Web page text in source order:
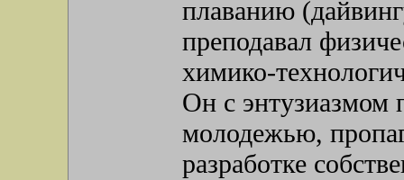
плаванию
преподавал
химико-
Он с энтузиазмом
молодежью,
разработке